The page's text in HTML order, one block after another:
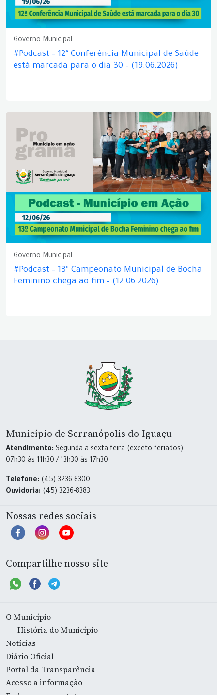
Governo Municipal
#Podcast – 12ª Conferência Municipal de Saúde
está marcada para o dia 30 – (19.06.2026)
Governo Municipal
#Podcast – 13º Campeonato Municipal de Bocha
Feminino chega ao fim – (12.06.2026)
Município de Serranópolis do Iguaçu
Atendimento: Segunda a sexta-feira (exceto feriados)
07h30 às 11h30 / 13h30 às 17h30
Telefone: (45) 3236-8300
Ouvidoria: (45) 3236-8383
Nossas redes sociais
Compartilhe nosso site
O Município
História do Município
Notícias
Diário Oficial
Portal da Transparência
Acesso a informação